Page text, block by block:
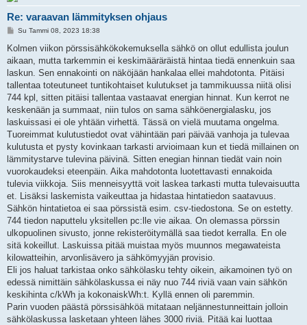
Re: varaavan lämmityksen ohjaus
V
e
t
i
Su Tammi 08, 2023 18:38
Kolmen viikon pörssisähkökokemuksella sähkö on ollut edullista joulun
aikaan, mutta tarkemmin ei keskimääräräistä hintaa tiedä ennenkuin saa
laskun. Sen ennakointi on näköjään hankalaa ellei mahdotonta. Pitäisi
tallentaa toteutuneet tuntikohtaiset kulutukset ja tammikuussa niitä olisi
744 kpl, sitten pitäisi tallentaa vastaavat energian hinnat. Kun kerrot ne
keskenään ja summaat, niin tulos on sama sähköenergialasku, jos
laskuissasi ei ole yhtään virhettä. Tässä on vielä muutama ongelma.
Tuoreimmat kulutustiedot ovat vähintään pari päivää vanhoja ja tulevaa
kulutusta et pysty kovinkaan tarkasti arvioimaan kun et tiedä millainen on
lämmitystarve tulevina päivinä. Sitten enegian hinnan tiedät vain noin
vuorokaudeksi eteenpäin. Aika mahdotonta luotettavasti ennakoida
tulevia viikkoja. Siis menneisyyttä voit laskea tarkasti mutta tulevaisuutta
et. Lisäksi laskemista vaikeuttaa ja hidastaa hintatiedon saatavuus.
Sähkön hintatietoa ei saa pörssistä esim. csv-tiedostona. Se on estetty.
744 tiedon naputtelu yksitellen pc:lle vie aikaa. On olemassa pörssin
ulkopuolinen sivusto, jonne rekisteröitymällä saa tiedot kerralla. En ole
sitä kokeillut. Laskuissa pitää muistaa myös muunnos megawateista
kilowatteihin, arvonlisävero ja sähkömyyjän provisio.
Eli jos haluat tarkistaa onko sähkölasku tehty oikein, aikamoinen työ on
edessä nimittäin sähkölaskussa ei näy nuo 744 riviä vaan vain sähkön
keskihinta c/kWh ja kokonaiskWh:t. Kyllä ennen oli paremmin.
Parin vuoden päästä pörssisähköä mitataan neljännestunneittain jolloin
sähkölaskussa lasketaan yhteen lähes 3000 riviä. Pitää kai luottaa